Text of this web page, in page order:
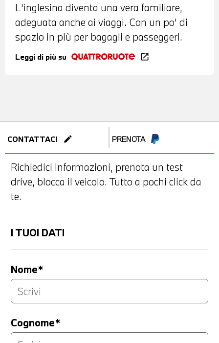
L'inglesina diventa una vera familiare,
adeguata anche ai viaggi. Con un po' di
spazio in più per bagagli e passeggeri.
Leggi di più su open_in_new
CONTATTACI edit PRENOTA
Richiedici informazioni, prenota un test
drive, blocca il veicolo. Tutto a pochi click da
te.
I TUOI DATI
Nome*
Cognome*